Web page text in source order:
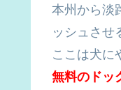
本州から淡
ッシュさせ
ここは犬に
無料のドッ